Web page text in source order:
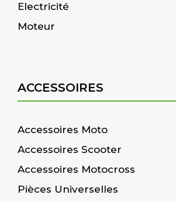
Electricité
Moteur
ACCESSOIRES
Accessoires Moto
Accessoires Scooter
Accessoires Motocross
Pièces Universelles